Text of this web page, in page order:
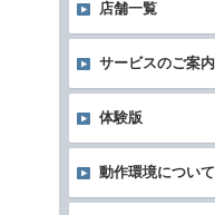
店舗一覧
サービスのご案内
体験版
動作環境について